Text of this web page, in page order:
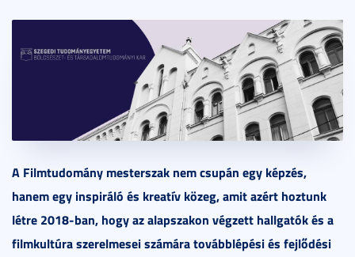
A Filmtudomány mesterszak nem csupán egy képzés,
hanem egy inspiráló és kreatív közeg, amit azért hoztunk
létre 2018-ban, hogy az alapszakon végzett hallgatók és a
filmkultúra szerelmesei számára továbblépési és fejlődési